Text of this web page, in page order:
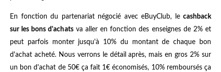
En fonction du partenariat négocié avec eBuyClub, le cashback
sur les bons d'achatsva aller en fonction des enseignes de 2% et
peut parfois monter jusqu'à 10% du montant de chaque bon
d'achat acheté. Nous verrons le détail après, mais en gros 2% sur
un bon d'achat de 50€ ça fait 1€ économisés, 10% remboursés ça